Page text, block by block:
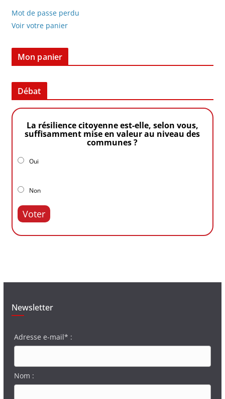
Mot de passe perdu
Voir votre panier
Mon panier
Débat
La résilience citoyenne est-elle, selon vous,
suffisamment mise en valeur au niveau des
communes ?
Oui
Non
Voter
Newsletter
Adresse e-mail* :
Nom :